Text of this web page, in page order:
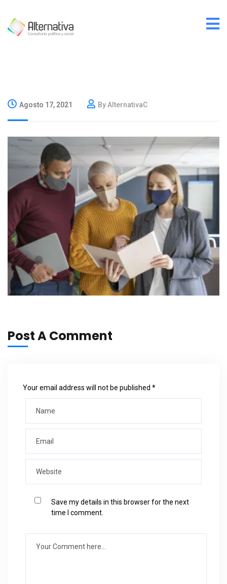
Agosto 17, 2021 By AlternativaC
Post A Comment
Your email address will not be published *
Save my details in this browser for the next
time I comment.